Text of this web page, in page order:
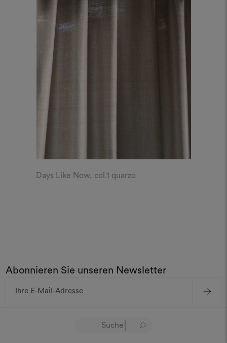
Days Like Now, col.1 quarzo
Abonnieren Sie unseren Newsletter
Mail-